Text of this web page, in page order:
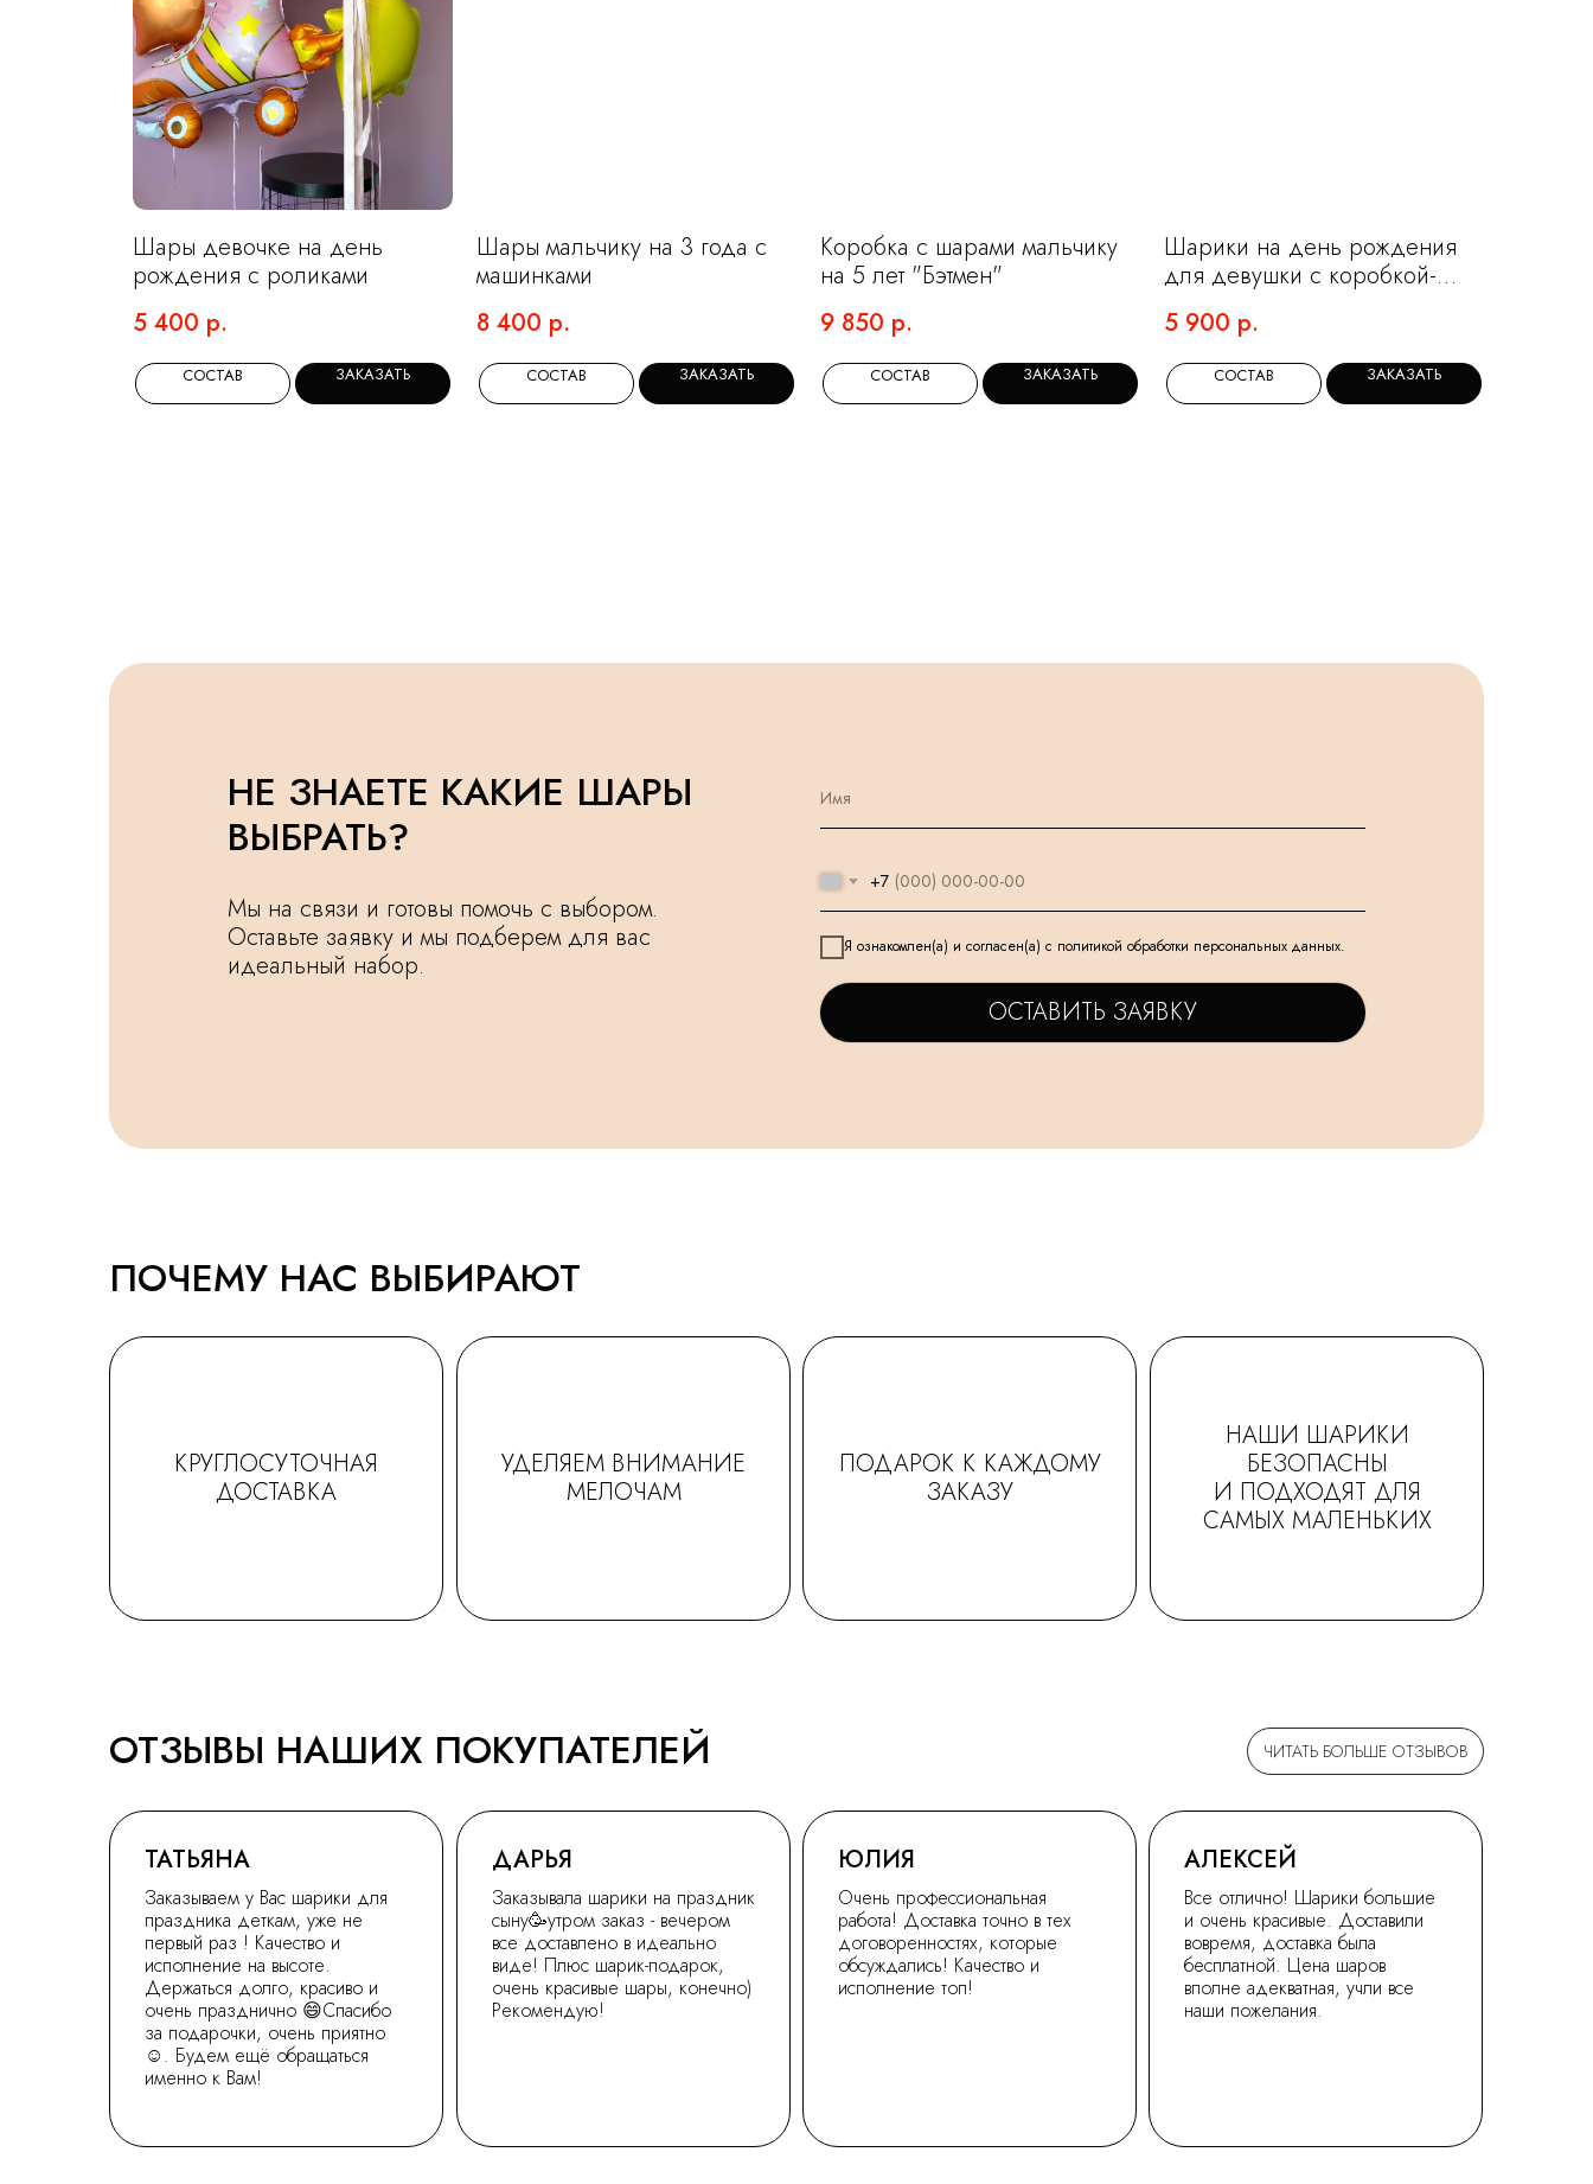
Шары девочке на день
рождения с роликами
5 400 р.
СОСТАВ ЗАКАЗАТЬ
Шары мальчику на 3 года с
машинками
8 400 р.
СОСТАВ ЗАКАЗАТЬ
Коробка с шарами мальчику
на 5 лет "Бэтмен"
9 850 р.
СОСТАВ ЗАКАЗАТЬ
Шарики на день рождения
для девушки с коробкой-
5 900 р.
СОСТАВ ЗАКАЗАТЬ
НЕ ЗНАЕТЕ КАКИЕ ШАРЫ
ВЫБРАТЬ?
Мы на связи и готовы помочь с выбором.
Оставьте заявку и мы подберем для вас
идеальный набор.
+7
Я ознакомлен(а) и согласен(а) с политикой обработки персональных данных.
ОСТАВИТЬ ЗАЯВКУ
ПОЧЕМУ НАС ВЫБИРАЮТ
КРУГЛОСУТОЧНАЯ
ДОСТАВКА
УДЕЛЯЕМ ВНИМАНИЕ
МЕЛОЧАМ
ПОДАРОК К КАЖДОМУ
ЗАКАЗУ
НАШИ ШАРИКИ
БЕЗОПАСНЫ
И ПОДХОДЯТ ДЛЯ
САМЫХ МАЛЕНЬКИХ
ЧИТАТЬ БОЛЬШЕ ОТЗЫВОВ
ОТЗЫВЫ НАШИХ ПОКУПАТЕЛЕЙ
Заказывала шарики на праздник
сыну🥳утром заказ - вечером
все доставлено в идеально
виде! Плюс шарик-подарок,
очень красивые шары, конечно)
Рекомендую!
ДАРЬЯ ЮЛИЯ
Очень профессиональная
работа! Доставка точно в тех
договоренностях, которые
обсуждались! Качество и
исполнение топ!
ТАТЬЯНА
Заказываем у Вас шарики для
праздника деткам, уже не
первый раз ! Качество и
исполнение на высоте.
Держаться долго, красиво и
очень празднично 😄Спасибо
за подарочки, очень приятно
☺. Будем ещё обращаться
именно к Вам!
АЛЕКСЕЙ
Все отлично! Шарики большие
и очень красивые. Доставили
вовремя, доставка была
бесплатной. Цена шаров
вполне адекватная, учли все
наши пожелания.